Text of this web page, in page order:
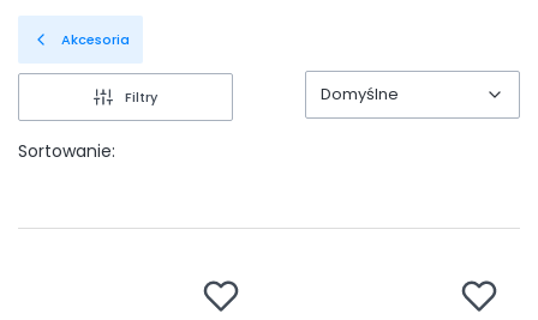
Akcesoria
Filtry
Sortowanie:
Domyślne